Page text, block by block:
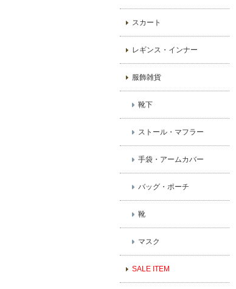
スカート
レギンス・インナー
服飾雑貨
靴下
ストール・マフラー
手袋・アームカバー
バッグ・ポーチ
靴
マスク
SALE ITEM